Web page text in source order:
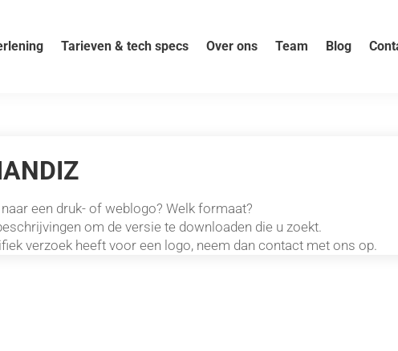
Tarieven & tech specs Over ons Team Blog
een druk- of weblogo? Welk formaat?
om de versie te downloaden die u zoekt.
verzoek heeft voor een logo, neem dan contact met ons op.